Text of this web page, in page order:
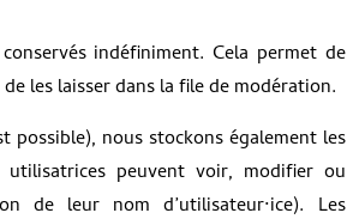
indéfiniment. Cela permet de
les laisser dans la file de modération.
nous stockons également les
peuvent voir, modifier ou
de leur nom d’utilisateur·ice). Les